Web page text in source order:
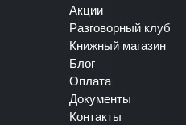
Акции
Разговорный клуб
Книжный магазин
Блог
Оплата
Документы
Контакты